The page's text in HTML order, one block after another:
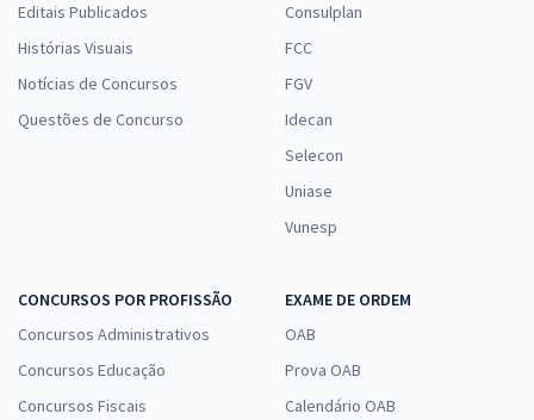
Editais Publicados
Histórias Visuais
Notícias de Concursos
Questões de Concurso
Consulplan
FCC
FGV
Idecan
Selecon
Uniase
Vunesp
CONCURSOS POR PROFISSÃO
Concursos Administrativos
Concursos Educação
Concursos Fiscais
EXAME DE ORDEM
OAB
Prova OAB
Calendário OAB